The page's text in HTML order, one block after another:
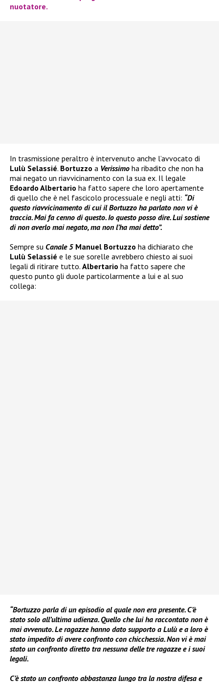
nuotatore.
In trasmissione peraltro è intervenuto anche l’avvocato di
Lulù Selassié. Bortuzzo a Verissimo ha ribadito che non ha
mai negato un riavvicinamento con la sua ex. Il legale
Edoardo Albertario ha fatto sapere che loro apertamente
di quello che è nel fascicolo processuale e negli atti: “Di
questo riavvicinamento di cui il Bortuzzo ha parlato non vi è
traccia. Mai fa cenno di questo. Io questo posso dire. Lui sostiene
di non averlo mai negato, ma non l’ha mai detto”.
Sempre su Canale 5 Manuel Bortuzzo ha dichiarato che
Lulù Selassié e le sue sorelle avrebbero chiesto ai suoi
legali di ritirare tutto. Albertario ha fatto sapere che
questo punto gli duole particolarmente a lui e al suo
collega:
“Bortuzzo parla di un episodio al quale non era presente. C’è
stato solo all’ultima udienza. Quello che lui ha raccontato non è
mai avvenuto. Le ragazze hanno dato supporto a Lulù e a loro è
stato impedito di avere confronto con chicchessia. Non vi è mai
stato un confronto diretto tra nessuna delle tre ragazze e i suoi
legali.
C’è stato un confronto abbastanza lungo tra la nostra difesa e